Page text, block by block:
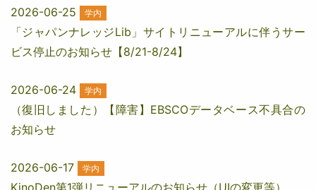
2026-06-25 学内
「ジャパンナレッジLib」サイトリニューアルに伴うサー
ビス停止のお知らせ【8/21-8/24】
2026-06-24 学内
（復旧しました）【障害】EBSCOデータベース不具合の
お知らせ
2026-06-17 学内
KinoDen第1弾リニューアルのお知らせ（UIの変更等）